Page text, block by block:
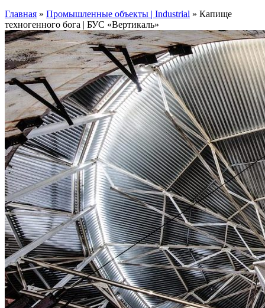
Главная » Промышленные объекты | Industrial » Капище
техногенного бога | БУС «Вертикаль»